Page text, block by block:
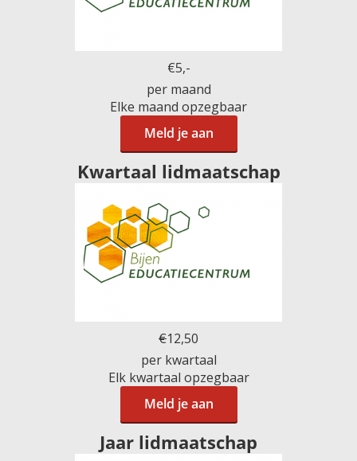
€5,-
per maand
Elke maand opzegbaar
Meld je aan
Kwartaal lidmaatschap
€12,50
per kwartaal
Elk kwartaal opzegbaar
Meld je aan
Jaar lidmaatschap